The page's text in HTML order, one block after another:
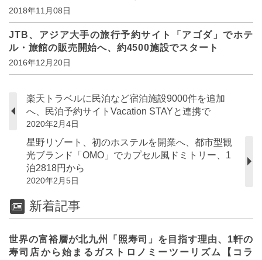
2018年11月08日
JTB、アジア大手の旅行予約サイト「アゴダ」でホテ
ル・旅館の販売開始へ、約4500施設でスタート
2016年12月20日
楽天トラベルに民泊など宿泊施設9000件を追加
へ、民泊予約サイトVacation STAYと連携で
2020年2月4日
星野リゾート、初のホステルを開業へ、都市型観
光ブランド「OMO」でカプセル風ドミトリー、1
泊2818円から
2020年2月5日
新着記事
世界の富裕層が北九州「照寿司」を目指す理由、1軒の
寿司店から始まるガストロノミーツーリズム【コラ